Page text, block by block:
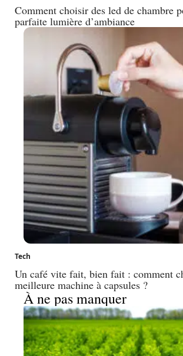
Comment choisir des led de chambre
parfaite lumière d’ambiance
Tech
Un café vite fait, bien fait : comment
meilleure machine à capsules ?
À ne pas manquer